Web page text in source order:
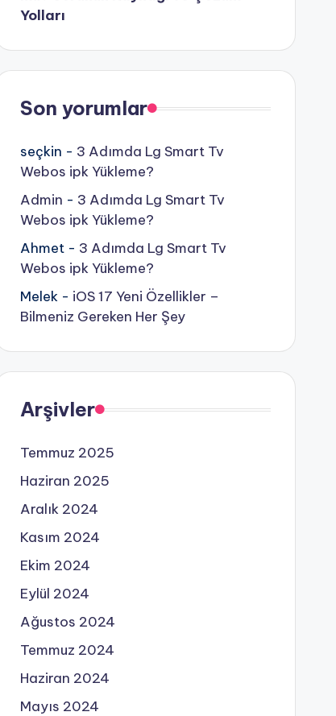
Yolları
Son yorumlar
seçkin - 3 Adımda Lg Smart Tv
Webos ipk Yükleme?
Admin - 3 Adımda Lg Smart Tv
Webos ipk Yükleme?
Ahmet- 3 Adımda Lg Smart Tv
Webos ipk Yükleme?
Melek- iOS 17 Yeni Özellikler –
Bilmeniz Gereken Her Şey
Arşivler
Temmuz 2025
Haziran 2025
Aralık 2024
Kasım 2024
Ekim 2024
Eylül 2024
Ağustos 2024
Temmuz 2024
Haziran 2024
Mayıs 2024